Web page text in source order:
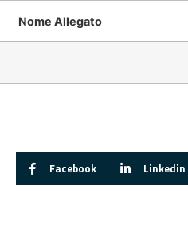
Nome Allegato
Facebook Linkedin